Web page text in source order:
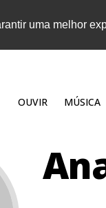
uma melhor
OUVIR MÚSICA